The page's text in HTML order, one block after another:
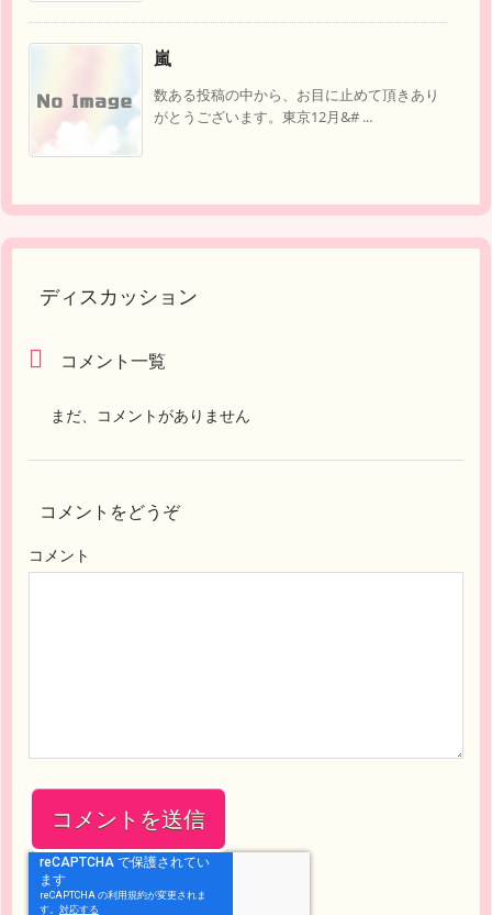
嵐
数ある投稿の中から、お目に止めて頂きあり
がとうございます。東京12月&# ...
ディスカッション
コメント一覧
まだ、コメントがありません
コメントをどうぞ
コメント